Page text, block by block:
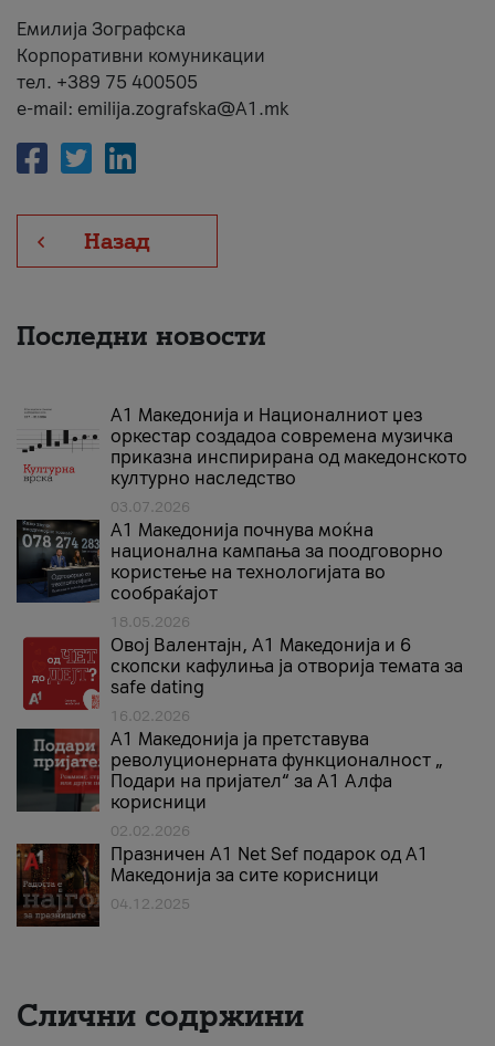
Емилија Зографска
Корпоративни комуникации
тел. +389 75 400505
e-mail: emilija.zografska@A1.mk
Назад
Последни новости
А1 Македонија и Националниот џез
оркестар создадоа современа музичка
приказна инспирирана од македонското
културно наследство
03.07.2026
A1 Македонија почнува моќна
национална кампања за поодговорно
користење на технологијата во
сообраќајот
18.05.2026
Овој Валентајн, A1 Македонија и 6
скопски кафулиња ја отворија темата за
safe dating
16.02.2026
А1 Македонија ја претставува
револуционерната функционалност „
Подари на пријател“ за А1 Алфа
корисници
02.02.2026
Празничен A1 Net Sеf подарок од А1
Македонија за сите корисници
04.12.2025
Слични содржини